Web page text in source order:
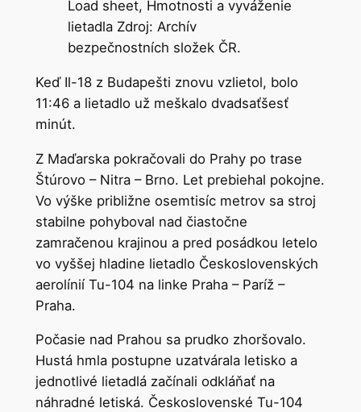
Load sheet, Hmotnosti a vyváženie
lietadla Zdroj: Archív
bezpečnostních složek ČR.
Keď Il-18 z Budapešti znovu vzlietol, bolo
11:46 a lietadlo už meškalo dvadsaťšesť
minút.
Z Maďarska pokračovali do Prahy po trase
Štúrovo – Nitra – Brno. Let prebiehal pokojne.
Vo výške približne osemtisíc metrov sa stroj
stabilne pohyboval nad čiastočne
zamračenou krajinou a pred posádkou letelo
vo vyššej hladine lietadlo Československých
aerolínií Tu-104 na linke Praha – Paríž –
Praha.
Počasie nad Prahou sa prudko zhoršovalo.
Hustá hmla postupne uzatvárala letisko a
jednotlivé lietadlá začínali odkláňať na
náhradné letiská. Československé Tu-104